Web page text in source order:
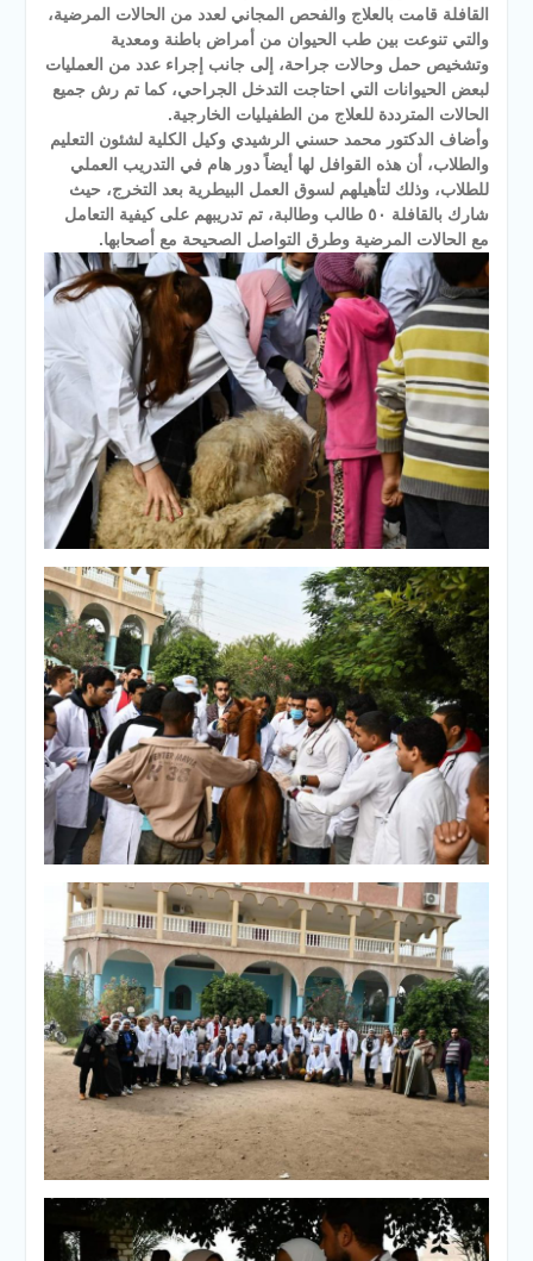
القافلة قامت بالعلاج والفحص المجاني لعدد من الحالات المرضية،
والتي تنوعت بين طب الحيوان من أمراض باطنة ومعدية
وتشخيص حمل وحالات جراحة، إلى جانب إجراء عدد من العمليات
لبعض الحيوانات التي احتاجت التدخل الجراحي، كما تم رش جميع
الحالات المترددة للعلاج من الطفيليات الخارجية.
وأضاف الدكتور محمد حسني الرشيدي وكيل الكلية لشئون التعليم
والطلاب، أن هذه القوافل لها أيضاً دور هام في التدريب العملي
للطلاب، وذلك لتأهيلهم لسوق العمل البيطرية بعد التخرج، حيث
شارك بالقافلة ٥٠ طالب وطالبة، تم تدريبهم على كيفية التعامل
مع الحالات المرضية وطرق التواصل الصحيحة مع أصحابها.